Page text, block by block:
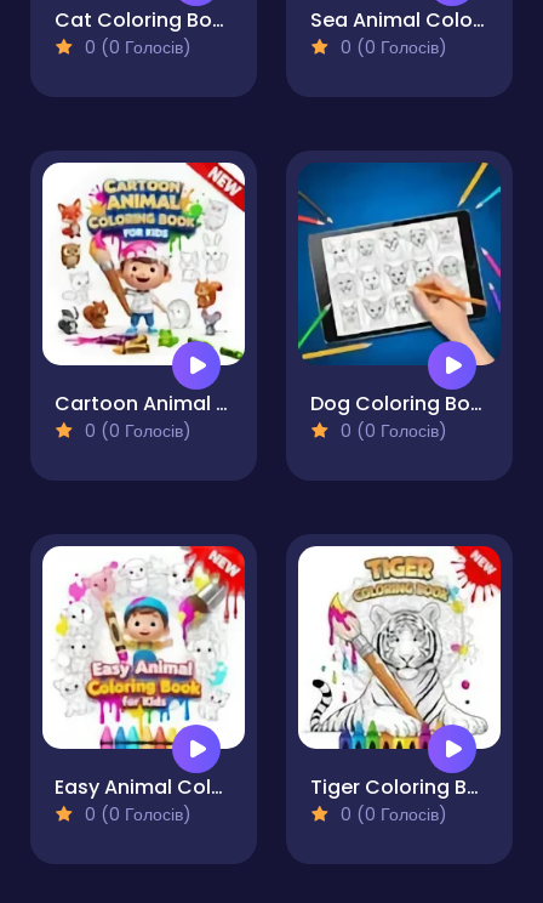
Cat Coloring Book
0 (0 Голосів)
Sea Animal Coloring Book
0 (0 Голосів)
Cartoon Animal Coloring Book for Kids
0 (0 Голосів)
Dog Coloring Book for Adults
0 (0 Голосів)
Easy Animal Coloring Book for Kids
0 (0 Голосів)
Tiger Coloring Book
0 (0 Голосів)